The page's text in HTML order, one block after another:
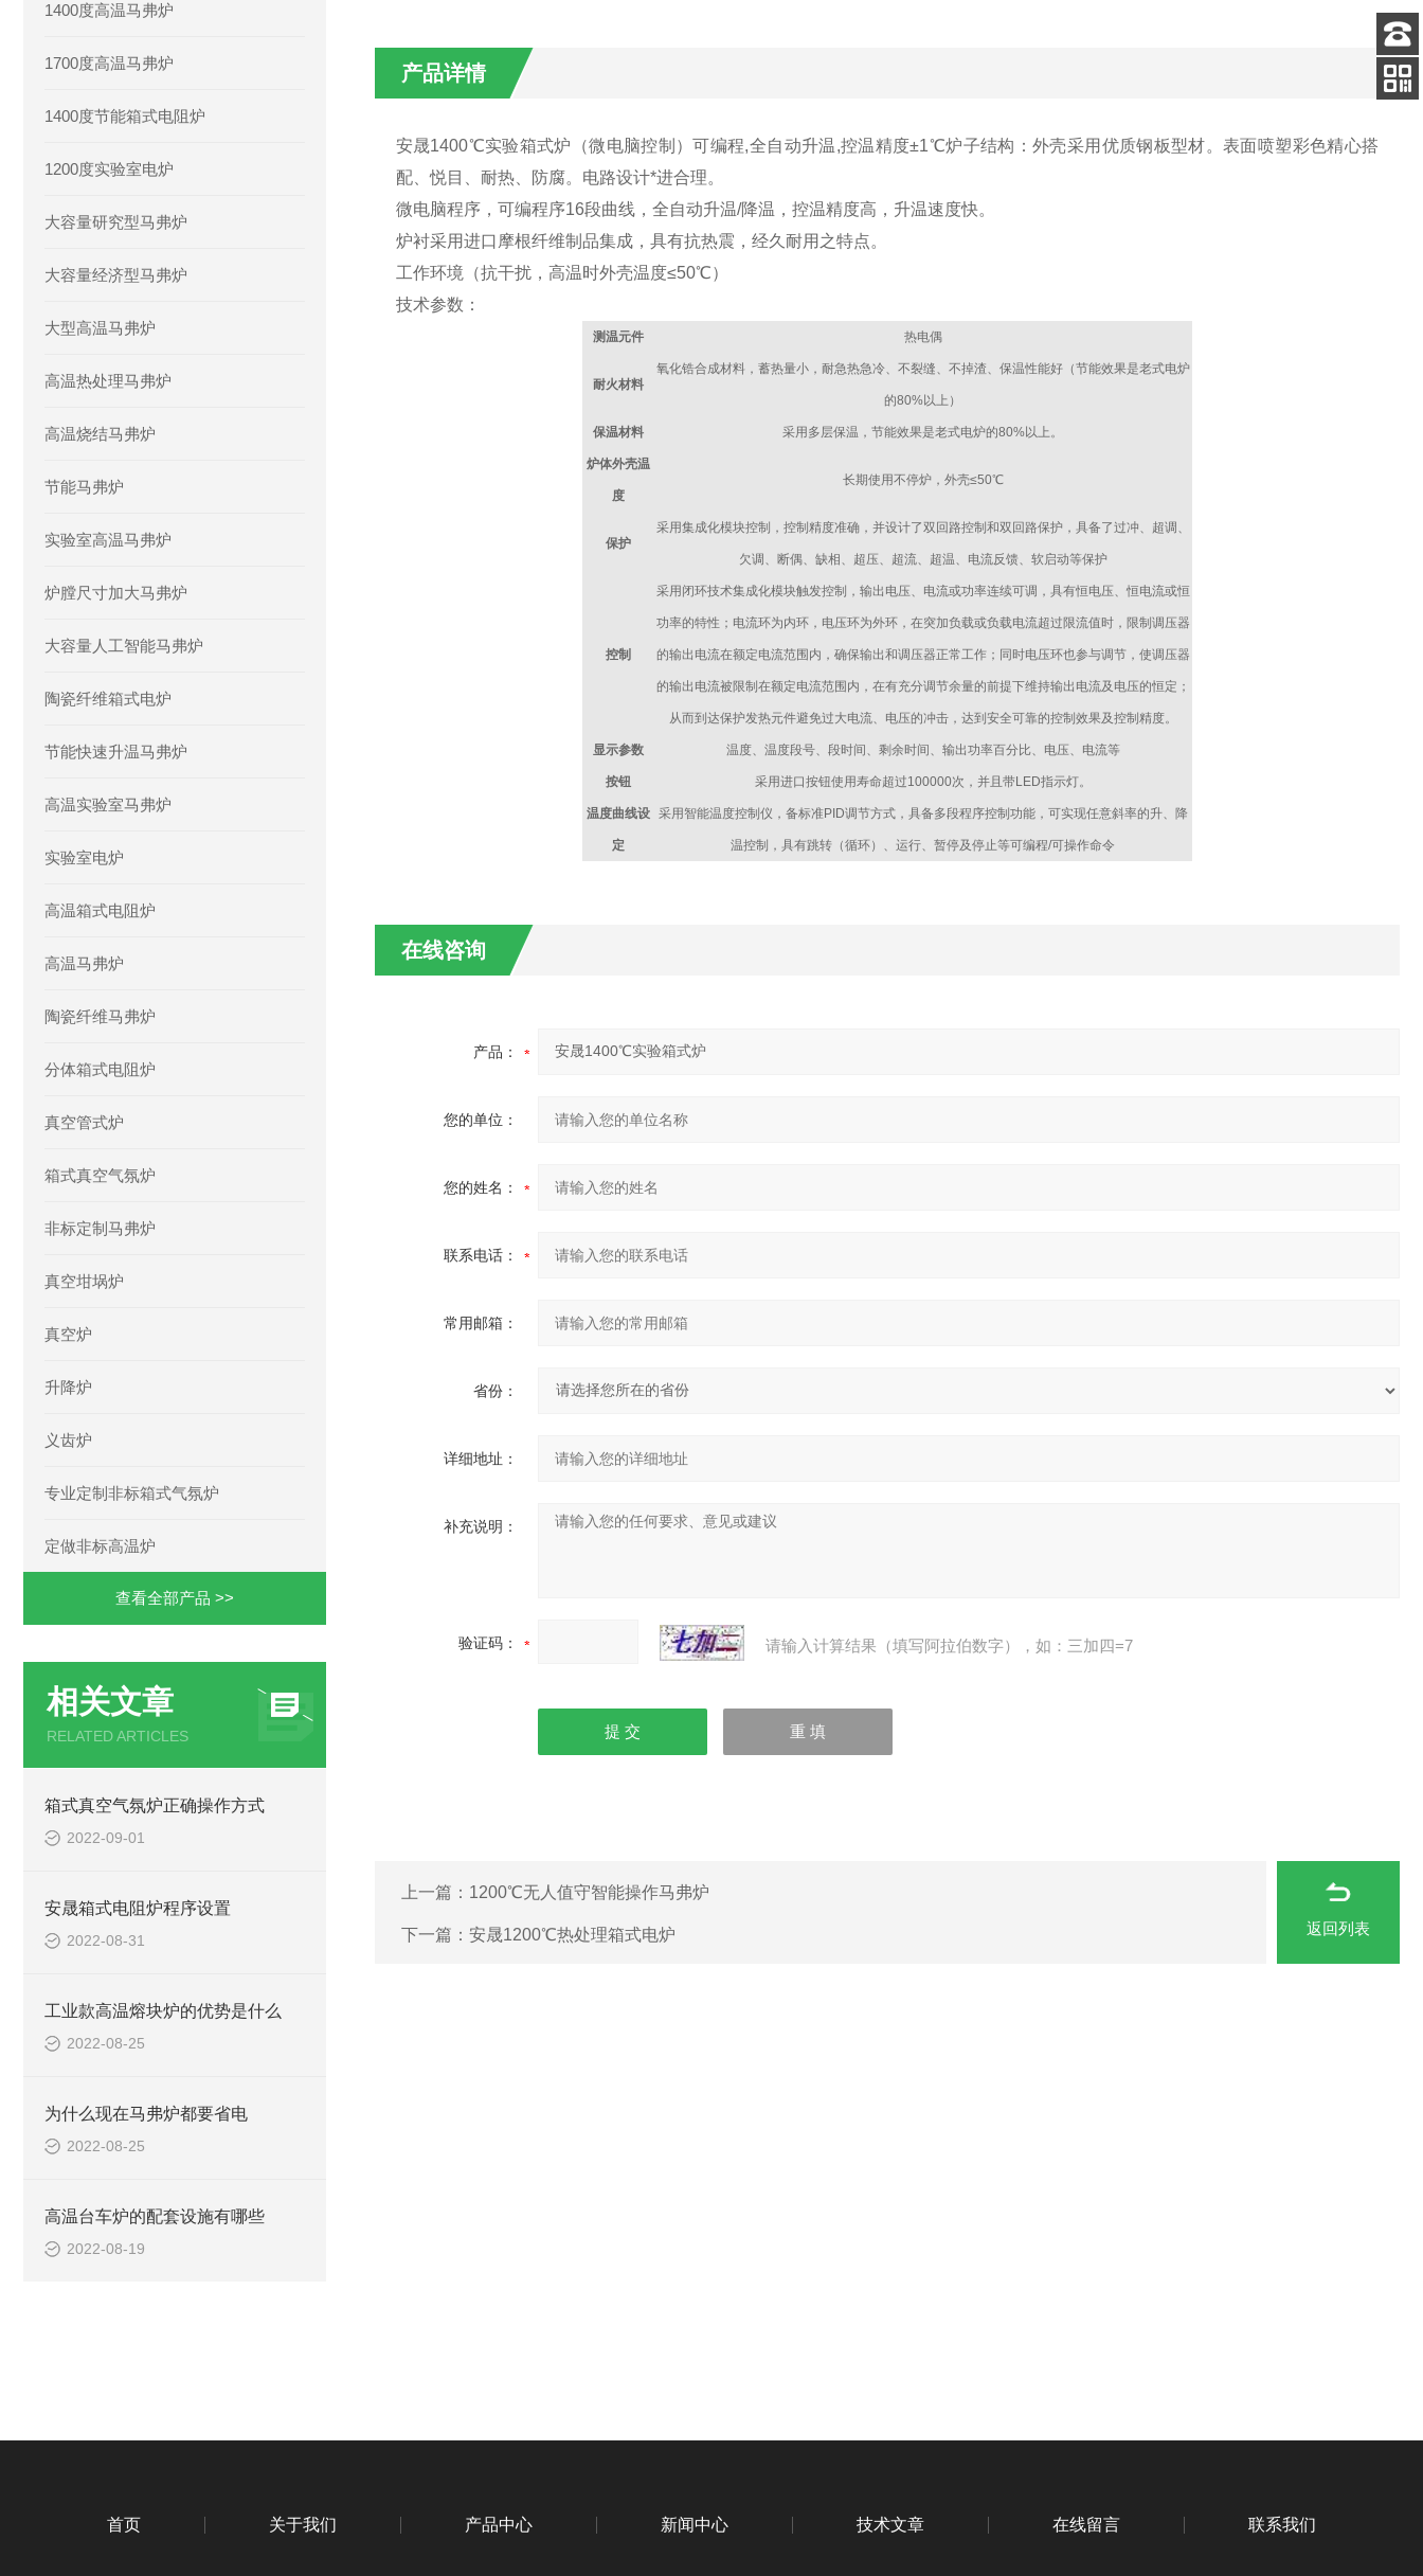
1400度高温马弗炉
1700度高温马弗炉
1400度节能箱式电阻炉
1200度实验室电炉
大容量研究型马弗炉
大容量经济型马弗炉
大型高温马弗炉
高温热处理马弗炉
高温烧结马弗炉
节能马弗炉
实验室高温马弗炉
炉膛尺寸加大马弗炉
大容量人工智能马弗炉
陶瓷纤维箱式电炉
节能快速升温马弗炉
高温实验室马弗炉
实验室电炉
高温箱式电阻炉
高温马弗炉
陶瓷纤维马弗炉
分体箱式电阻炉
真空管式炉
箱式真空气氛炉
非标定制马弗炉
真空坩埚炉
真空炉
升降炉
义齿炉
专业定制非标箱式气氛炉
定做非标高温炉
查看全部产品 >>
相关文章
RELATED ARTICLES
箱式真空气氛炉正确操作方式
2022-09-01
安晟箱式电阻炉程序设置
2022-08-31
工业款高温熔块炉的优势是什么
2022-08-25
为什么现在马弗炉都要省电
2022-08-25
高温台车炉的配套设施有哪些
2022-08-19
产品详情
安晟1400℃实验箱式炉
（微电脑控制）可编程,全自动升温,控温精度±1℃炉子结构：外壳采用优质钢板型材。表面喷塑彩色精心搭
配、悦目、耐热、防腐。电路设计*进合理。
微电脑程序，可编程序16段曲线，全自动升温/降温，控温精度高，升温速度快。
炉衬采用进口摩根纤维制品集成，具有抗热震，经久耐用之特点。
工作环境（抗干扰，高温时外壳温度≤50℃）
技术参数：
测温元件 热电偶
耐火材料
氧化锆合成材料，蓄热量小，耐急热急冷、不裂缝、不掉渣、保温性能好（节能效果是老式电炉
的80%以上）
保温材料 采用多层保温，节能效果是老式电炉的80%以上。
炉体外壳温
度
长期使用不停炉，外壳≤50℃
保护
采用集成化模块控制，控制精度准确，并设计了双回路控制和双回路保护，具备了过冲、超调、
欠调、断偶、缺相、超压、超流、超温、电流反馈、软启动等保护
控制
采用闭环技术集成化模块触发控制，输出电压、电流或功率连续可调，具有恒电压、恒电流或恒
功率的特性；电流环为内环，电压环为外环，在突加负载或负载电流超过限流值时，限制调压器
的输出电流在额定电流范围内，确保输出和调压器正常工作；同时电压环也参与调节，使调压器
的输出电流被限制在额定电流范围内，在有充分调节余量的前提下维持输出电流及电压的恒定；
从而到达保护发热元件避免过大电流、电压的冲击，达到安全可靠的控制效果及控制精度。
显示参数 温度、温度段号、段时间、剩余时间、输出功率百分比、电压、电流等
按钮 采用进口按钮使用寿命超过100000次，并且带LED指示灯。
温度曲线设
定
采用智能温度控制仪，备标准PID调节方式，具备多段程序控制功能，可实现任意斜率的升、降
温控制，具有跳转（循环）、运行、暂停及停止等可编程/可操作命令
在线咨询
产品：
您的单位：
您的姓名：
联系电话：
常用邮箱：
省份：
详细地址：
补充说明：
验证码： 请输入计算结果（填写阿拉伯数字），如：三加四=7
上一篇： 1200℃无人值守智能操作马弗炉
下一篇： 安晟1200℃热处理箱式电炉 返回列表
首页 关于我们 产品中心 新闻中心 技术文章 在线留言 联系我们
客服
电话